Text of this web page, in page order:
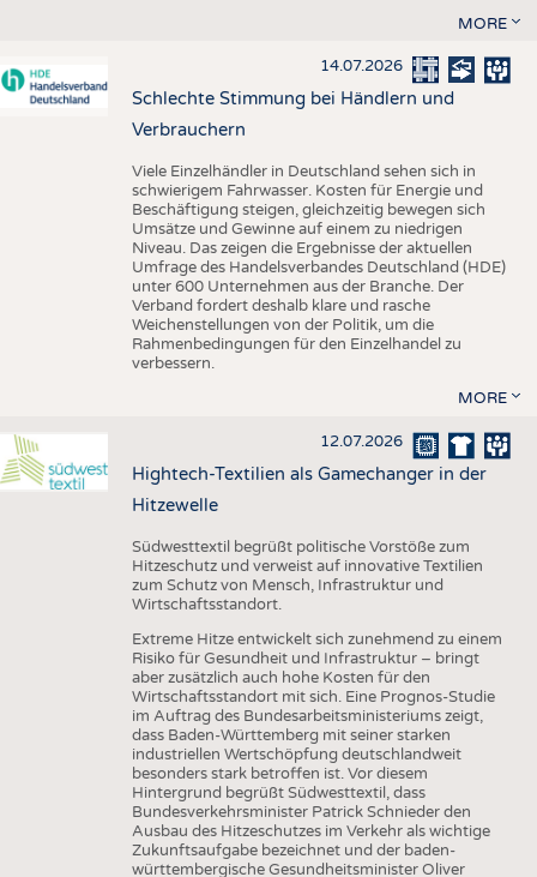
MORE
14.07.2026
Schlechte Stimmung bei Händlern und
Verbrauchern
Viele Einzelhändler in Deutschland sehen sich in
schwierigem Fahrwasser. Kosten für Energie und
Beschäftigung steigen, gleichzeitig bewegen sich
Umsätze und Gewinne auf einem zu niedrigen
Niveau. Das zeigen die Ergebnisse der aktuellen
Umfrage des Handelsverbandes Deutschland (HDE)
unter 600 Unternehmen aus der Branche. Der
Verband fordert deshalb klare und rasche
Weichenstellungen von der Politik, um die
Rahmenbedingungen für den Einzelhandel zu
verbessern.
MORE
12.07.2026
Hightech-Textilien als Gamechanger in der
Hitzewelle
Südwesttextil begrüßt politische Vorstöße zum
Hitzeschutz und verweist auf innovative Textilien
zum Schutz von Mensch, Infrastruktur und
Wirtschaftsstandort.
Extreme Hitze entwickelt sich zunehmend zu einem
Risiko für Gesundheit und Infrastruktur – bringt
aber zusätzlich auch hohe Kosten für den
Wirtschaftsstandort mit sich. Eine Prognos-Studie
im Auftrag des Bundesarbeitsministeriums zeigt,
dass Baden-Württemberg mit seiner starken
industriellen Wertschöpfung deutschlandweit
besonders stark betroffen ist. Vor diesem
Hintergrund begrüßt Südwesttextil, dass
Bundesverkehrsminister Patrick Schnieder den
Ausbau des Hitzeschutzes im Verkehr als wichtige
Zukunftsaufgabe bezeichnet und der baden-
württembergische Gesundheitsminister Oliver